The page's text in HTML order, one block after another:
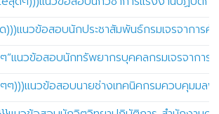
แนวข้อสอบนักประชาสัมพันธ์กรมเจรจาการค้า
แนวข้อสอบนักทรัพยากรบุคคลกรมเจรจาการค้
ๆ)))แนวข้อสอบนายช่างเทคนิคกรมควบคุมมล